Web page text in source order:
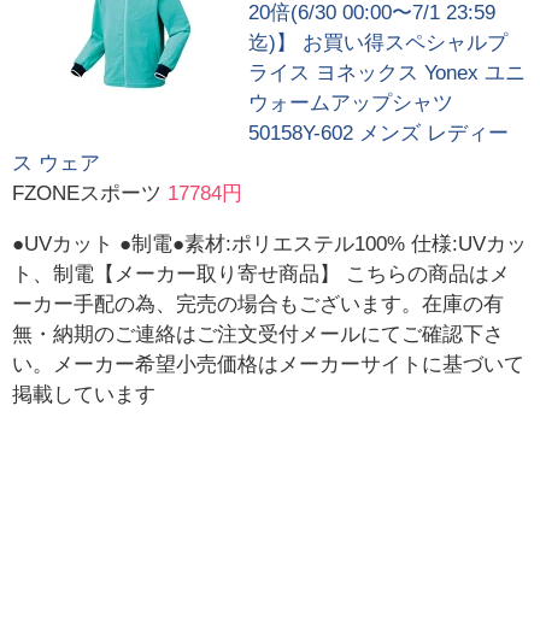
20倍(6/30 00:00〜7/1 23:59
迄)】 お買い得スペシャルプ
ライス ヨネックス Yonex ユニ
ウォームアップシャツ
50158Y-602 メンズ レディー
ス ウェア
FZONEスポーツ 17784円
●UVカット ●制電●素材:ポリエステル100% 仕様:UVカッ
ト、制電【メーカー取り寄せ商品】 こちらの商品はメ
ーカー手配の為、完売の場合もございます。在庫の有
無・納期のご連絡はご注文受付メールにてご確認下さ
い。メーカー希望小売価格はメーカーサイトに基づいて
掲載しています